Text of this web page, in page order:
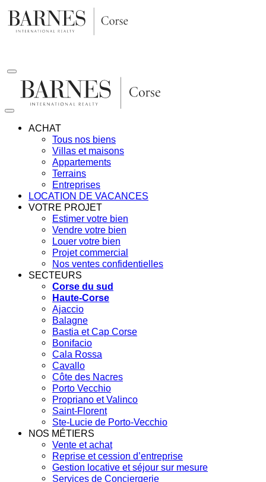
Aller
au
contenu
ACHAT
Tous nos biens
Villas et maisons
Appartements
Terrains
Entreprises
LOCATION DE VACANCES
VOTRE PROJET
Estimer votre bien
Vendre votre bien
Louer votre bien
Projet commercial
Nos ventes confidentielles
SECTEURS
Corse du sud
Haute-Corse
Ajaccio
Balagne
Bastia et Cap Corse
Bonifacio
Cala Rossa
Cavallo
Côte des Nacres
Porto Vecchio
Propriano et Valinco
Saint-Florent
Ste-Lucie de Porto-Vecchio
NOS MÉTIERS
Vente et achat
Reprise et cession d’entreprise
Gestion locative et séjour sur mesure
Services de Conciergerie